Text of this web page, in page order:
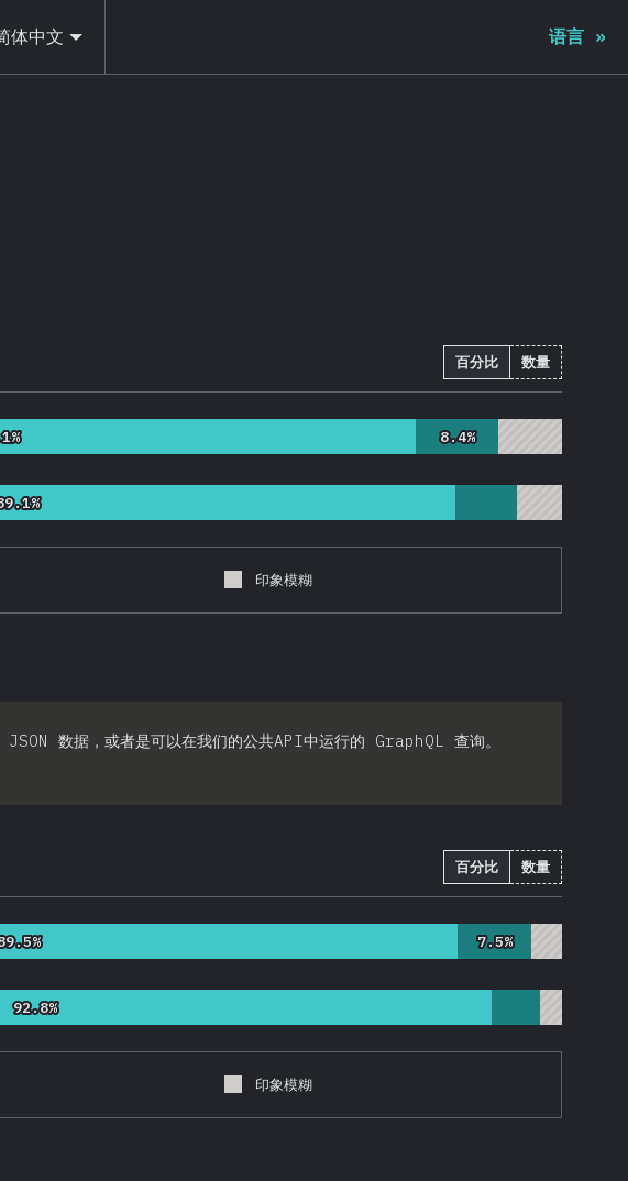
体中文 语言 »
百分比 数量
8.4%
8.4%
印象模糊
JSON 数据，或者是可以在我们的公共API中运行的 GraphQL 查询。
百分比 数量
7.5%
7.5%
92.8%
92.8%
印象模糊